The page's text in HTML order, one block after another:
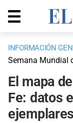
INFORMACIÓN
Semana Mundial
El mapa
Fe: datos